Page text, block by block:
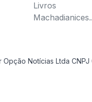
Livros
Notícias Ltda